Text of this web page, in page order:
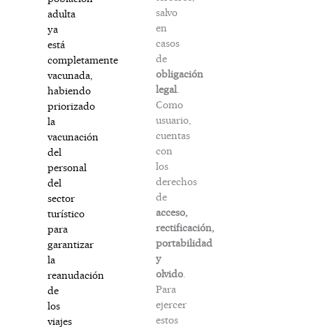
adulta
ya
está
completamente
vacunada,
habiendo
priorizado
la
vacunación
del
personal
del
sector
turístico
para
garantizar
la
reanudación
de
los
viajes
salvo
en
casos
de
obligación
legal.
Como
usuario,
cuentas
con
los
derechos
de
acceso,
rectificación,
portabilidad
y
olvido.
Para
ejercer
estos